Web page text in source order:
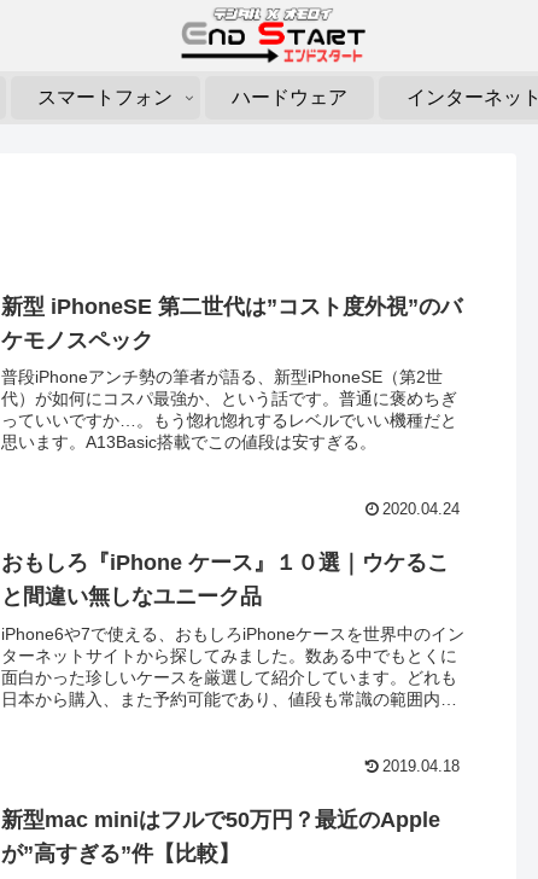
スマートフォン ハードウェア インターネット
新型 iPhoneSE 第二世代は”コスト度外視”のバ
ケモノスペック
普段iPhoneアンチ勢の筆者が語る、新型iPhoneSE（第2世
代）が如何にコスパ最強か、という話です。普通に褒めちぎ
っていいですか…。もう惚れ惚れするレベルでいい機種だと
思います。A13Basic搭載でこの値段は安すぎる。
2020.04.24
おもしろ『iPhone ケース』１０選｜ウケるこ
と間違い無しなユニーク品
iPhone6や7で使える、おもしろiPhoneケースを世界中のイン
ターネットサイトから探してみました。数ある中でもとくに
面白かった珍しいケースを厳選して紹介しています。どれも
日本から購入、また予約可能であり、値段も常識の範囲内の
2019.04.18
新型mac miniはフルで50万円？最近のApple
が”高すぎる”件【比較】